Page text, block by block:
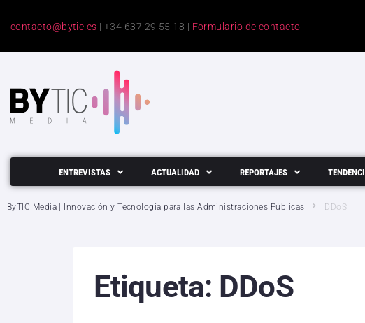
contacto@bytic.es | +34 637 29 55 18 | Formulario de contacto
ENTREVISTAS ACTUALIDAD REPORTAJES
ByTIC Media | Innovación y Tecnología para las Administraciones Públicas DDoS
Etiqueta: DDoS